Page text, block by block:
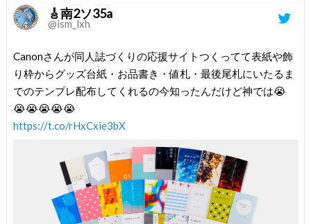
🎸南2ソ35a
@ism_lxh
Canonさんが同人誌づくりの応援サイトつくってて表紙や飾
り枠からグッズ台紙・お品書き・値札・最後尾札にいたるま
でのテンプレ配布してくれるの今知ったんだけど神では😭
😭😭😭😭😭
https://t.co/rHxCxie3bX